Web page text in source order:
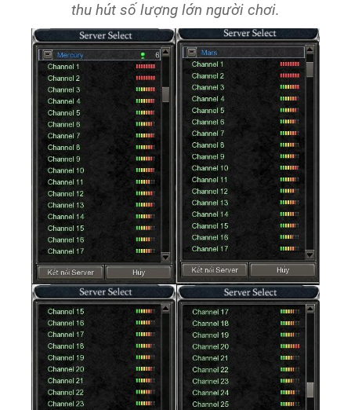
thu hút số lượng lớn người chơi.